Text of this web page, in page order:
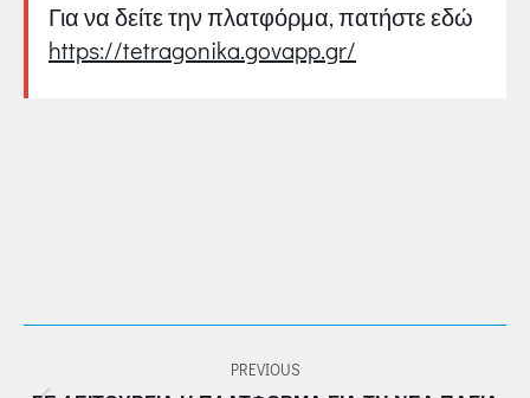
Για να δείτε την πλατφόρμα, πατήστε εδώ
https://tetragonika.govapp.gr/
PREVIOUS